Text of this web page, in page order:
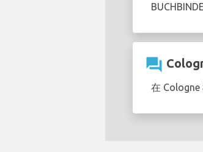
question_answer
在 Cologne